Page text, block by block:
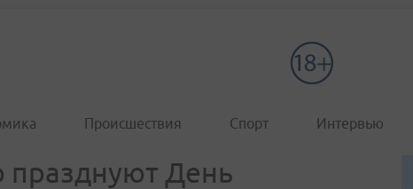
Происшествия Спорт Интервью
празднуют День